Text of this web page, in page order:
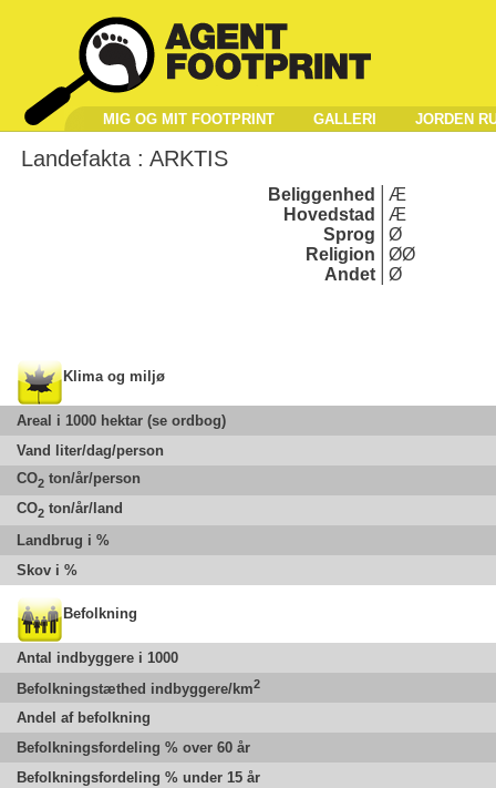
MIG OG MIT FOOTPRINT GALLERI JORDEN
Landefakta : ARKTIS
Beliggenhed
Æ
Hovedstad
Æ
Sprog
Ø
Religion
ØØ
Andet
Ø
Klima og miljø
Areal i 1000 hektar (se ordbog)
Vand liter/dag/person
CO2 ton/år/person
CO2 ton/år/land
Landbrug i %
Skov i %
Befolkning
Antal indbyggere i 1000
Befolkningstæthed indbyggere/km2
Andel af befolkning
Befolkningsfordeling % over 60 år
Befolkningsfordeling % under 15 år